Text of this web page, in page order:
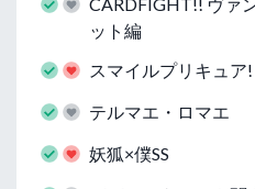
ット編
スマイルプリキュア!
テルマエ・ロマエ
妖狐×僕SS